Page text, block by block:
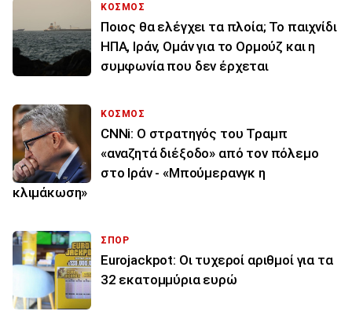
ΚΟΣΜΟΣ
Ποιος θα ελέγχει τα πλοία; Το παιχνίδι
ΗΠΑ, Ιράν, Ομάν για το Ορμούζ και η
συμφωνία που δεν έρχεται
ΚΟΣΜΟΣ
CNNi: Ο στρατηγός του Τραμπ
«αναζητά διέξοδο» από τον πόλεμο
στο Ιράν - «Μπούμερανγκ η
κλιμάκωση»
ΣΠΟΡ
Eurojackpot: Οι τυχεροί αριθμοί για τα
32 εκατoμμύρια ευρώ